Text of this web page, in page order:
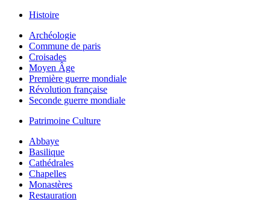
Histoire
Archéologie
Commune de paris
Croisades
Moyen Âge
Première guerre mondiale
Révolution française
Seconde guerre mondiale
Patrimoine Culture
Abbaye
Basilique
Cathédrales
Chapelles
Monastères
Restauration